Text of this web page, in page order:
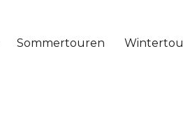
Sommertouren